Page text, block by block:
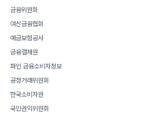
금융위원회
여신금융협회
예금보험공사
금융결제원
파인 금융소비자정보
공정거래위원회
한국소비자원
국민권익위원회